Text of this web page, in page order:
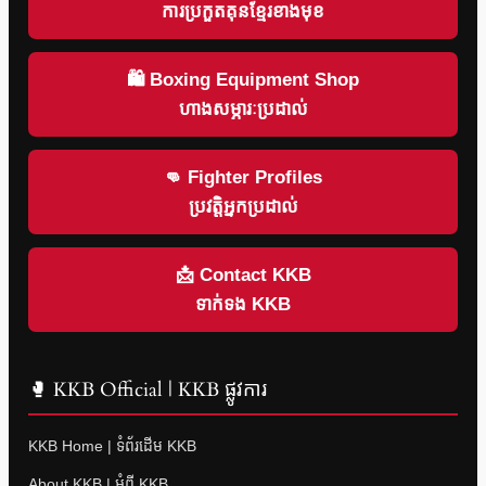
ការប្រកួតគុនខ្មែរខាងមុខ
🛍 Boxing Equipment Shop
ហាងសម្ភារៈប្រដាល់
👊 Fighter Profiles
ប្រវត្តិអ្នកប្រដាល់
📩 Contact KKB
ទាក់ទង KKB
🥊 KKB Official | KKB ផ្លូវការ
KKB Home | ទំព័រដើម KKB